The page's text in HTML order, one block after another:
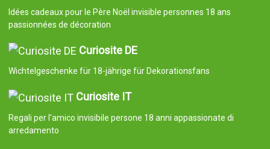
Idées cadeaux pour le Père Noël invisible personnes 18 ans
passionnées de décoration
Curiosite DE
Wichtelgeschenke für 18-jährige für Dekorationsfans
Curiosite IT
Regali per l'amico invisibile persone 18 anni appassionate di
arredamento